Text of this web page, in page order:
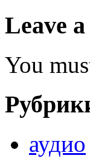
Leave
You
аудио